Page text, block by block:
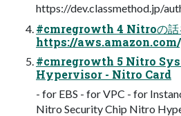
https://dev.classmethod.jp/
#cmregrowth 4 Nitroの話
https://
#cmregrowth 5 Nitro
Hypervisor - Nitro Card
- for EBS - for VPC - for
Nitro Security Chip Nitro